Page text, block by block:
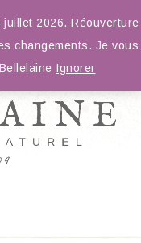
2026. Réouverture
changements. Je vous
Ignorer